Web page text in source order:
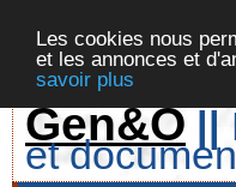
Les cookies nous
et les annonces et
savoir plus
Gen&O ||
et